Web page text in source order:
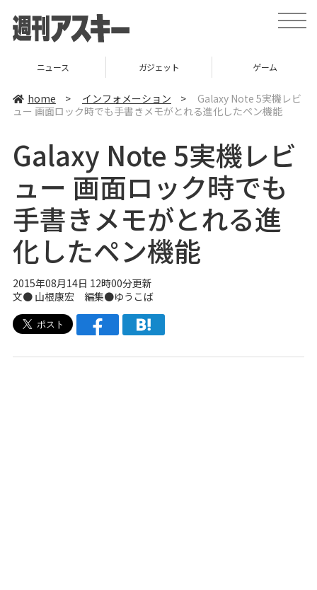
t
o
v
t
o
ニュース ガジェット ゲーム
home > インフォメーション >
Galaxy Note 5実機レビ
ュー 画面ロック時でも手書きメモがとれる進化したペン機能
Galaxy Note 5実機レビ
ュー 画面ロック時でも
手書きメモがとれる進
化したペン機能
2015年08月14日 12時00分更新
文● 山根康宏編集●ゆうこば